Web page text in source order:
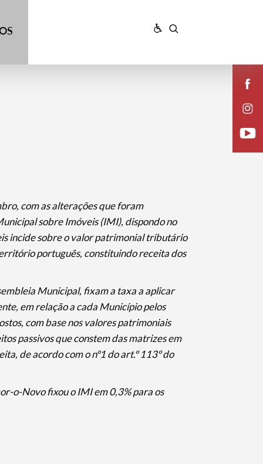
com as alterações que foram
sobre Imóveis (IMI), dispondo no
incide sobre o valor patrimonial tributário
português, constituindo receita dos
Municipal, fixam a taxa a aplicar
em relação a cada Município pelos
com base nos valores patrimoniais
passivos que constem das matrizes em
de acordo com o nº1 do art.º 113º do
o-Novo fixou o IMI em 0,3% para os